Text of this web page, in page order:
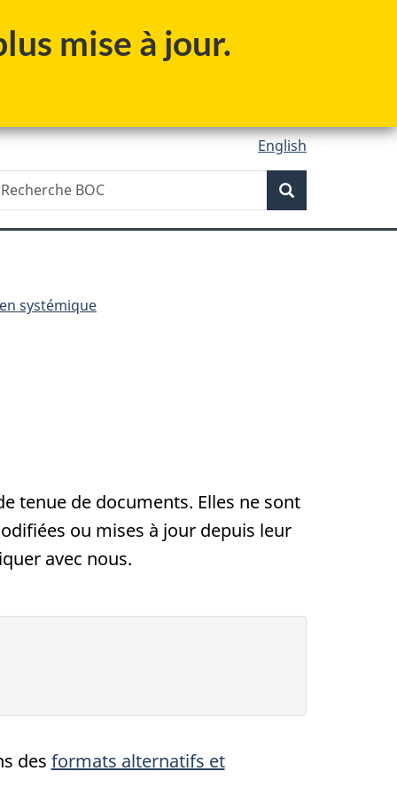
mise à jour.
English
Recherche
systémique
tenue de documents. Elles ne sont
ou mises à jour depuis leur
avec nous.
des formats alternatifs et